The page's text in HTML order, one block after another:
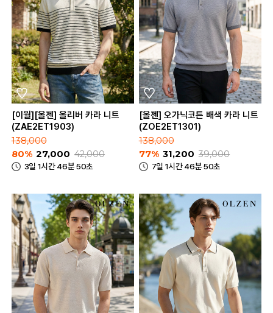
[이월][올젠] 올리버 카라 니트
(ZAE2ET1903)
138,000
80% 27,000 42,000
3일 1시간 46분 50초
[올젠] 오가닉코튼 배색 카라 니트
(ZOE2ET1301)
138,000
77% 31,200 39,000
7일 1시간 46분 50초